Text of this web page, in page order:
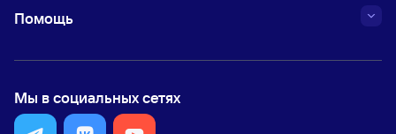
Помощь
Мы в социальных сетях